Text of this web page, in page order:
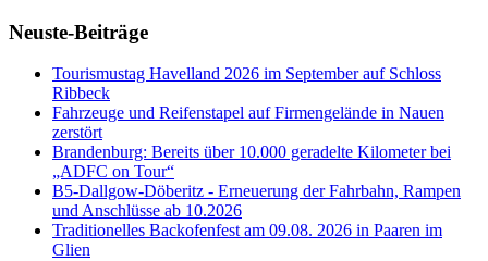
Neuste-Beiträge
Tourismustag Havelland 2026 im September auf Schloss
Ribbeck
Fahrzeuge und Reifenstapel auf Firmengelände in Nauen
zerstört
Brandenburg: Bereits über 10.000 geradelte Kilometer bei
„ADFC on Tour“
B5-Dallgow-Döberitz - Erneuerung der Fahrbahn, Rampen
und Anschlüsse ab 10.2026
Traditionelles Backofenfest am 09.08. 2026 in Paaren im
Glien